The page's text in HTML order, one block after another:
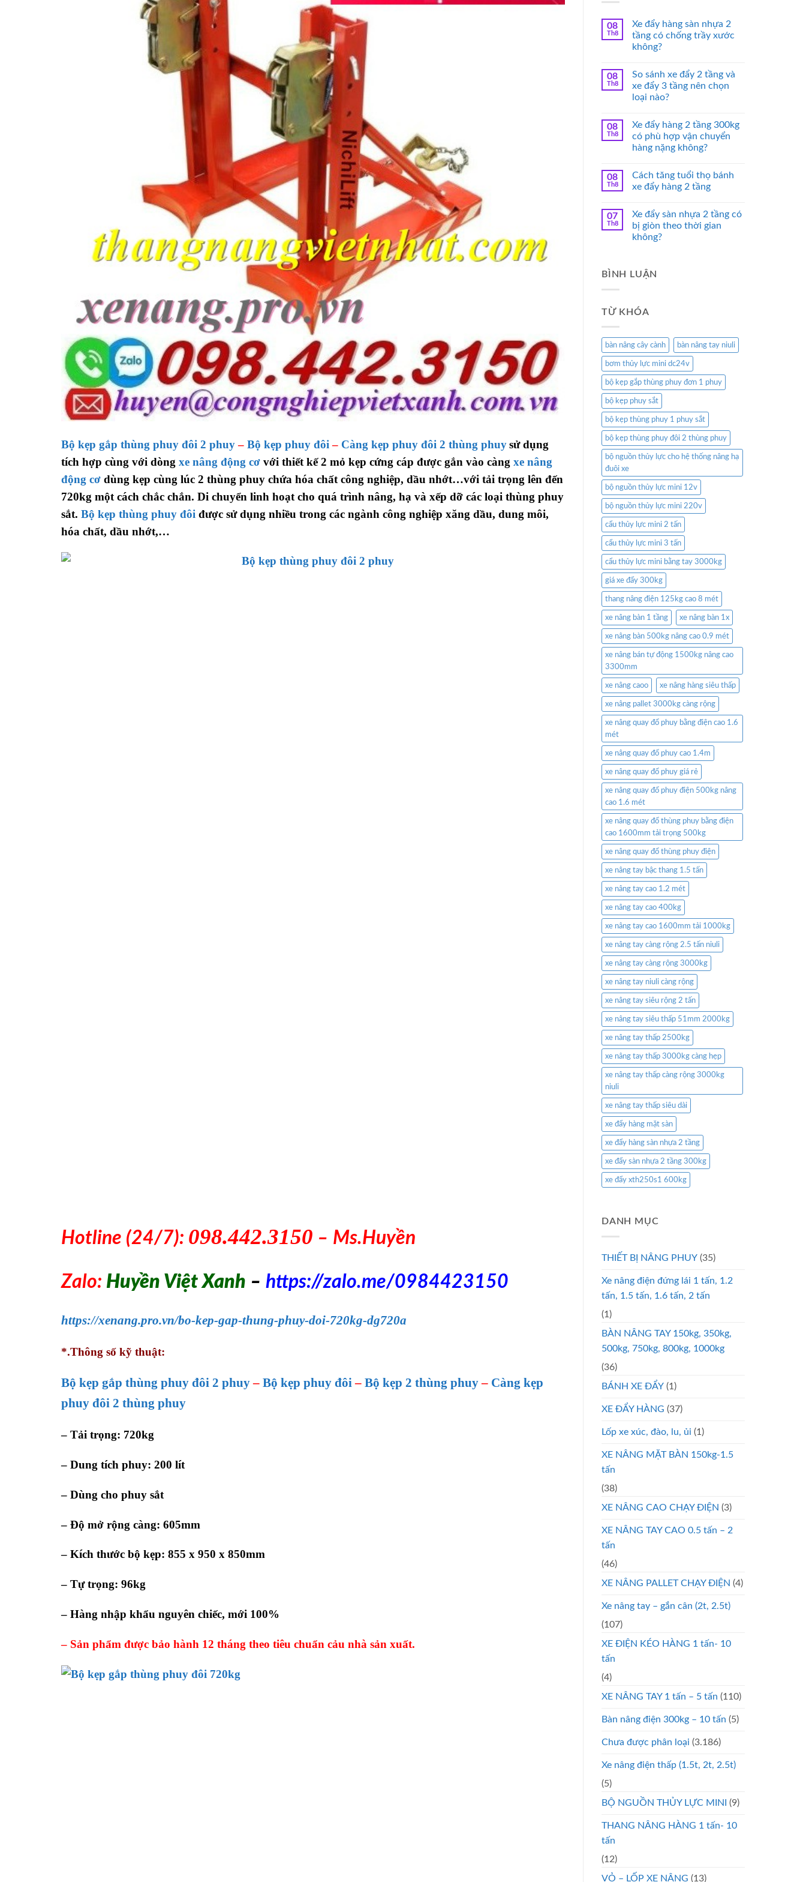
Bộ kẹp gắp thùng phuy đôi 2 phuy– Bộ kẹp phuy đôi – Càng kẹp phuy đôi 2 thùng phuysử dụng
tích hợp cùng với dòng xe nâng động cơ với thiết kế 2 mỏ kẹp cứng cáp được gắn vào càng xe nâng
động cơ dùng kẹp cùng lúc 2 thùng phuy chứa hóa chất công nghiệp, dầu nhớt…với tải trọng lên đến
720kg một cách chắc chắn. Di chuyển linh hoạt cho quá trình nâng, hạ và xếp dỡ các loại thùng phuy
sắt. Bộ kẹp thùng phuy đôi được sử dụng nhiều trong các ngành công nghiệp xăng dầu, dung môi,
hóa chất, dầu nhớt,…
Hotline (24/7): 098.442.3150 – Ms.Huyền
Zalo: Huyền Việt Xanh – https://zalo.me/0984423150
https://xenang.pro.vn/bo-kep-gap-thung-phuy-doi-720kg-dg720a
*.Thông số kỹ thuật:
Bộ kẹp gắp thùng phuy đôi 2 phuy– Bộ kẹp phuy đôi– Bộ kẹp 2 thùng phuy – Càng kẹp
phuy đôi 2 thùng phuy
– Tải trọng: 720kg
– Dung tích phuy: 200 lít
– Dùng cho phuy sắt
– Độ mở rộng càng: 605mm
– Kích thước bộ kẹp: 855 x 950 x 850mm
– Tự trọng: 96kg
– Hàng nhập khẩu nguyên chiếc, mới 100%
– Sản phẩm được bảo hành 12 tháng theo tiêu chuẩn cảu nhà sản xuất.
08
Th8
Xe đẩy hàng sàn nhựa 2
tầng có chống trầy xước
không?
08
Th8
So sánh xe đẩy 2 tầng và
xe đẩy 3 tầng nên chọn
loại nào?
08
Th8
Xe đẩy hàng 2 tầng 300kg
có phù hợp vận chuyển
hàng nặng không?
08
Th8
Cách tăng tuổi thọ bánh
xe đẩy hàng 2 tầng
07
Th8
Xe đẩy sàn nhựa 2 tầng có
bị giòn theo thời gian
không?
BÌNH LUẬN
TỪ KHÓA
bàn nâng cây cành bàn nâng tay niuli
bơm thủy lực mini dc24v
bộ kẹp gắp thùng phuy đơn 1 phuy
bộ kẹp phuy sắt
bộ kẹp thùng phuy 1 phuy sắt
bộ kẹp thùng phuy đôi 2 thùng phuy
bộ nguồn thủy lực cho hệ thống nâng hạ
đuôi xe
bộ nguồn thủy lực mini 12v
bộ nguồn thủy lực mini 220v
cẩu thủy lực mini 2 tấn
cẩu thủy lực mini 3 tấn
cẩu thủy lực mini bằng tay 3000kg
giá xe đẩy 300kg
thang nâng điện 125kg cao 8 mét
xe nâng bàn 1 tầng xe nâng bàn 1x
xe nâng bàn 500kg nâng cao 0.9 mét
xe nâng bán tự động 1500kg nâng cao
3300mm
xe nâng caoo xe nâng hàng siêu thấp
xe nâng pallet 3000kg càng rộng
xe nâng quay đổ phuy bằng điện cao 1.6
mét
xe nâng quay đổ phuy cao 1.4m
xe nâng quay đổ phuy giá rẻ
xe nâng quay đổ phuy điện 500kg nâng
cao 1.6 mét
xe nâng quay đổ thùng phuy bằng điện
cao 1600mm tải trọng 500kg
xe nâng quay đổ thùng phuy điện
xe nâng tay bậc thang 1.5 tấn
xe nâng tay cao 1.2 mét
xe nâng tay cao 400kg
xe nâng tay cao 1600mm tải 1000kg
xe nâng tay càng rộng 2.5 tấn niuli
xe nâng tay càng rộng 3000kg
xe nâng tay niuli càng rộng
xe nâng tay siêu rộng 2 tấn
xe nâng tay siêu thấp 51mm 2000kg
xe nâng tay thấp 2500kg
xe nâng tay thấp 3000kg càng hẹp
xe nâng tay thấp càng rộng 3000kg
niuli
xe nâng tay thấp siêu dài
xe đẩy hàng mặt sàn
xe đẩy hàng sàn nhựa 2 tầng
xe đẩy sàn nhựa 2 tầng 300kg
xe đẩy xth250s1 600kg
DANH MỤC
THIẾT BỊ NÂNG PHUY (35)
Xe nâng điện đứng lái 1 tấn, 1.2
tấn, 1.5 tấn, 1.6 tấn, 2 tấn
(1)
BÀN NÂNG TAY 150kg, 350kg,
500kg, 750kg, 800kg, 1000kg
(36)
BÁNH XE ĐẨY (1)
XE ĐẨY HÀNG (37)
Lốp xe xúc, đào, lu, ủi (1)
XE NÂNG MẶT BÀN 150kg-1.5
tấn
(38)
XE NÂNG CAO CHẠY ĐIỆN (3)
XE NÂNG TAY CAO 0.5 tấn – 2
tấn
(46)
XE NÂNG PALLET CHẠY ĐIỆN (4)
Xe nâng tay – gắn cân (2t, 2.5t)
(107)
XE ĐIỆN KÉO HÀNG 1 tấn- 10
tấn
(4)
XE NÂNG TAY 1 tấn – 5 tấn (110)
Bàn nâng điện 300kg – 10 tấn (5)
Chưa được phân loại (3.186)
Xe nâng điện thấp (1.5t, 2t, 2.5t)
(5)
BỘ NGUỒN THỦY LỰC MINI
(9)
THANG NÂNG HÀNG 1 tấn- 10
tấn
(12)
VỎ – LỐP XE NÂNG (13)